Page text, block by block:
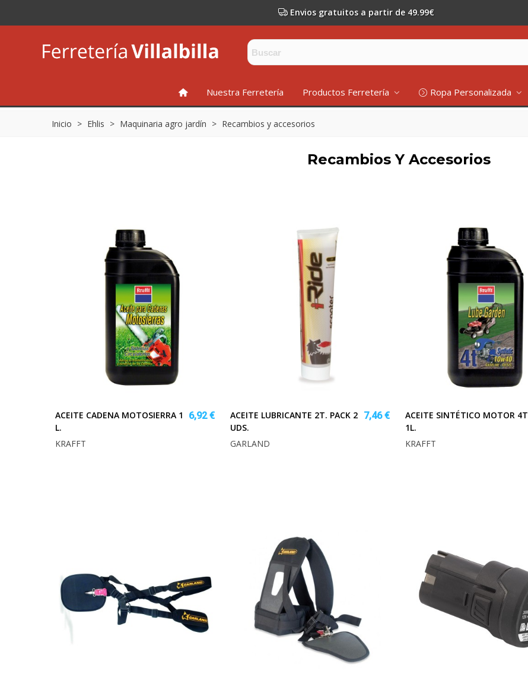
Envios gratuitos a partir de 49.99€
INICIONuestra Ferretería Productos Ferretería Ropa Personalizada
Inicio > Ehlis > Maquinaria agro jardín > Recambios y accesorios
Recambios Y Accesorios
ACEITE CADENA MOTOSIERRA 1
L.
6,92 €
KRAFFT
ACEITE LUBRICANTE 2T. PACK 2
UDS.
7,46 €
GARLAND
ACEITE SINTÉTICO MOTOR 4T
1L.
KRAFFT